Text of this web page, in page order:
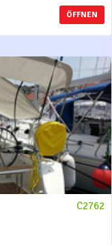
ÖFFNEN
C2762